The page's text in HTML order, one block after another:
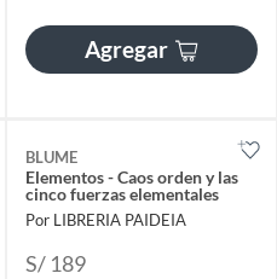
Agregar
BLUME
Elementos - Caos orden y las
cinco fuerzas elementales
Por LIBRERIA PAIDEIA
S/ 189